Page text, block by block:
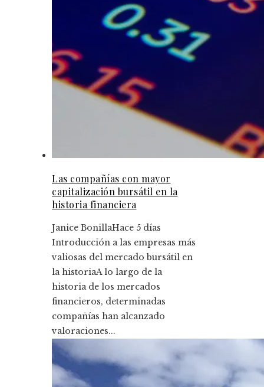
Las compañías con mayor
capitalización bursátil en la
historia financiera
Janice BonillaHace 5 días
Introducción a las empresas más
valiosas del mercado bursátil en
la historiaA lo largo de la
historia de los mercados
financieros, determinadas
compañías han alcanzado
valoraciones...